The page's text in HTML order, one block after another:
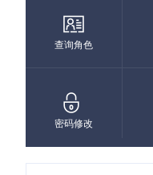
查询角色
密码修改